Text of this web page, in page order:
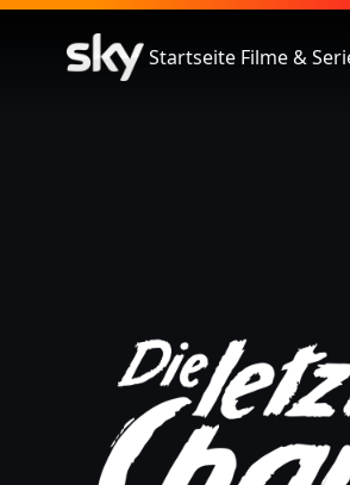
Startseite Filme &
Die Letzte Chance